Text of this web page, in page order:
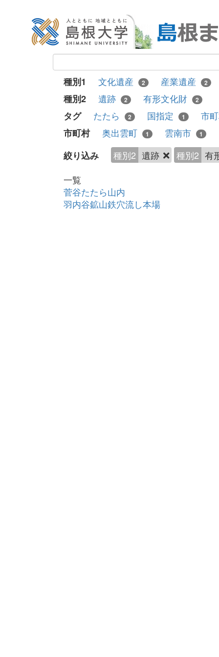
種別1 文化遺産 2 産業遺産 2
種別2 遺跡 2 有形文化財 2
タグ たたら 2 国指定 1
市
市町村
奥出雲町 1 雲南市 1
絞り込み 種別2 遺跡 種別2 有
一覧
菅谷たたら山内
羽内谷鉱山鉄穴流し本場